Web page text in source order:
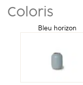
Coloris
Bleu horizon